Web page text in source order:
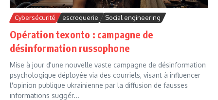
Cybersécurité escroquerie Social engineering
Opération texonto : campagne de
désinformation russophone
Mise à jour d'une nouvelle vaste campagne de désinformation
psychologique déployée via des courriels, visant à influencer
l'opinion publique ukrainienne par la diffusion de fausses
informations suggér...